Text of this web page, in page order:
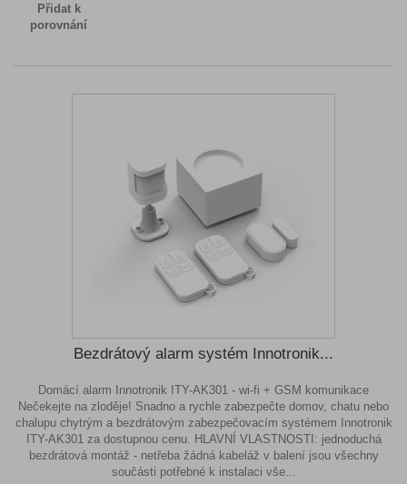
Přidat k
porovnání
Bezdrátový alarm systém Innotronik...
Domácí alarm Innotronik ITY-AK301 - wi-fi + GSM komunikace
Nečekejte na zloděje! Snadno a rychle zabezpečte domov, chatu nebo
chalupu chytrým a bezdrátovým zabezpečovacím systémem Innotronik
ITY-AK301 za dostupnou cenu. HLAVNÍ VLASTNOSTI: jednoduchá
bezdrátová montáž - netřeba žádná kabeláž v balení jsou všechny
součásti potřebné k instalaci vše...